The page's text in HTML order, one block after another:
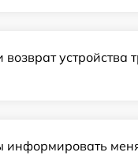
устройства
информировать